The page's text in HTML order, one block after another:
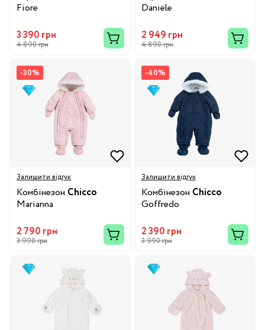
Fiore
3 390 грн
4 890 грн
Daniele
2 949 грн
4 890 грн
-30%
Залишити відгук
Комбінезон Chicco
Marianna
2 790 грн
3 990 грн
-40%
Залишити відгук
Комбінезон Chicco
Goffredo
2 390 грн
3 990 грн